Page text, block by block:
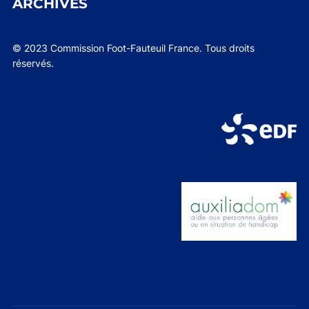
ARCHIVES
© 2023 Commission Foot-Fauteuil France. Tous droits
réservés.